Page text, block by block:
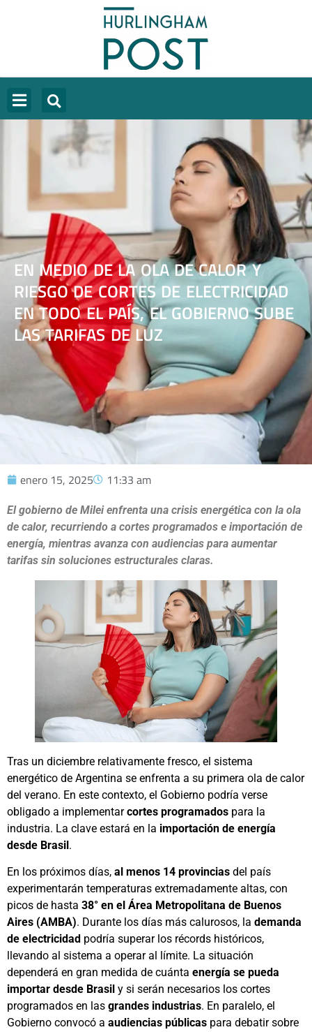
EN MEDIO DE LA OLA DE CALOR Y
RIESGO DE CORTES DE ELECTRICIDAD
EN TODO EL PAÍS, EL GOBIERNO SUBE
LAS TARIFAS DE LUZ
enero 15, 2025 11:33 am
El gobierno de Milei enfrenta una crisis energética con la ola
de calor, recurriendo a cortes programados e importación de
energía, mientras avanza con audiencias para aumentar
tarifas sin soluciones estructurales claras.
Tras un diciembre relativamente fresco, el sistema
energético de Argentina se enfrenta a su primera ola de calor
del verano. En este contexto, el Gobierno podría verse
obligado a implementarcortes programados para la
industria. La clave estará en la importación de energía
desde Brasil.
En los próximos días, al menos 14 provincias del país
experimentarán temperaturas extremadamente altas, con
picos de hasta 38° en el Área Metropolitana de Buenos
Aires (AMBA). Durante los días más calurosos, la demanda
de electricidad podría superar los récords históricos,
llevando al sistema a operar al límite. La situación
dependerá en gran medida de cuánta energía se pueda
importar desde Brasil y si serán necesarios los cortes
programados en las grandes industrias. En paralelo, el
Gobierno convocó a audiencias públicas para debatir sobre